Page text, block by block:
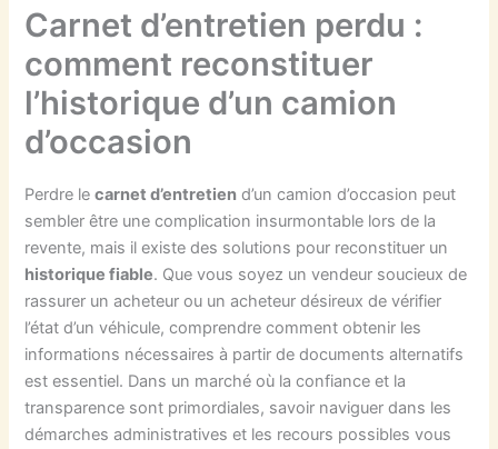
Carnet d’entretien perdu :
comment reconstituer
l’historique d’un camion
d’occasion
Perdre lecarnet d’entretien d’un camion d’occasion peut
sembler être une complication insurmontable lors de la
revente, mais il existe des solutions pour reconstituer un
historique fiable. Que vous soyez un vendeur soucieux de
rassurer un acheteur ou un acheteur désireux de vérifier
l’état d’un véhicule, comprendre comment obtenir les
informations nécessaires à partir de documents alternatifs
est essentiel. Dans un marché où la confiance et la
transparence sont primordiales, savoir naviguer dans les
démarches administratives et les recours possibles vous